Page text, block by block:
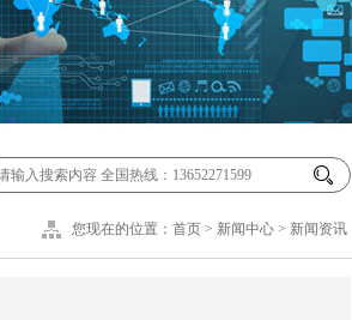
您现在的位置： 首页 > 新闻中心 > 新闻资讯